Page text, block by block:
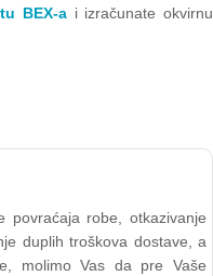
BEX-a i izračunate okvirnu
povraćaja robe, otkazivanje
duplih troškova dostave, a
molimo Vas da pre Vaše